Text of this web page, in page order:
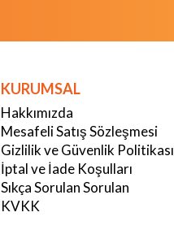
KURUMSAL
Hakkımızda
Mesafeli Satış Sözleşmesi
Gizlilik ve Güvenlik Politikası
İptal ve İade Koşulları
Sıkça Sorulan Sorulan
KVKK